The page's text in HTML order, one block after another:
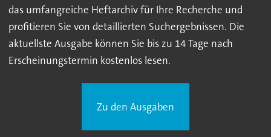
das umfangreiche Heftarchiv für Ihre Recherche und
profitieren Sie von detaillierten Suchergebnissen. Die
aktuellste Ausgabe können Sie bis zu 14 Tage nach
Erscheinungstermin kostenlos lesen.
Zu den Ausgaben